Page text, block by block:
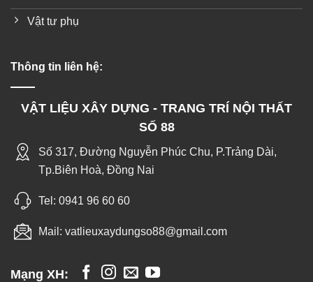
Vật tư phụ
Thông tin liên hệ:
VẬT LIỆU XÂY DỰNG - TRANG TRÍ NỘI THẤT
SỐ 88
Số 317, Đường Nguyễn Phúc Chu, P.Trảng Dài,
Tp.Biên Hoà, Đồng Nai
Tel: 0941 96 60 60
Mail: vatlieuxaydungso88@gmail.com
Mạng XH: